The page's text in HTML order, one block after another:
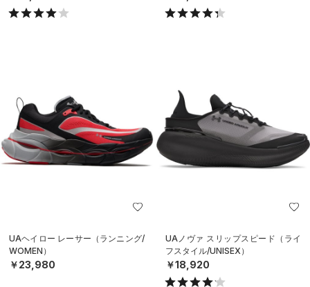
UAヘイロー レーサー（ランニング/
WOMEN）
￥23,980
UAノヴァ スリップスピード（ライ
フスタイル/UNISEX）
￥18,920